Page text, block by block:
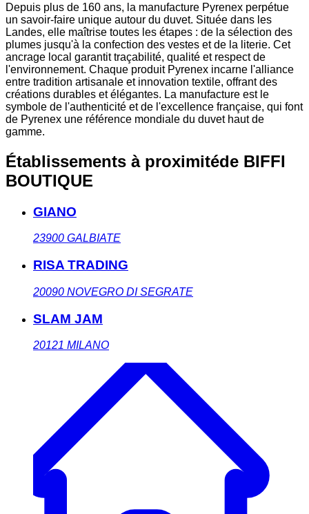
Depuis plus de 160 ans, la manufacture Pyrenex perpétue
un savoir-faire unique autour du duvet. Située dans les
Landes, elle maîtrise toutes les étapes : de la sélection des
plumes jusqu'à la confection des vestes et de la literie. Cet
ancrage local garantit traçabilité, qualité et respect de
l'environnement. Chaque produit Pyrenex incarne l'alliance
entre tradition artisanale et innovation textile, offrant des
créations durables et élégantes. La manufacture est le
symbole de l'authenticité et de l'excellence française, qui font
de Pyrenex une référence mondiale du duvet haut de
gamme.
Établissements à proximitéde BIFFI
BOUTIQUE
GIANO
23900 GALBIATE
RISA TRADING
20090 NOVEGRO DI SEGRATE
SLAM JAM
20121 MILANO